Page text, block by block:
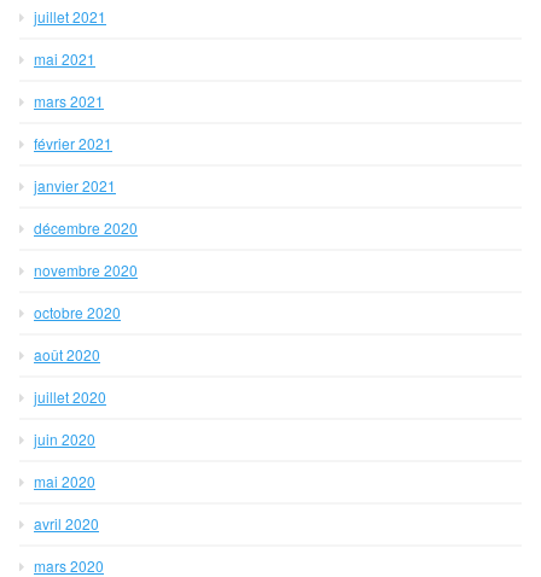
juillet 2021
mai 2021
mars 2021
février 2021
janvier 2021
décembre 2020
novembre 2020
octobre 2020
août 2020
juillet 2020
juin 2020
mai 2020
avril 2020
mars 2020